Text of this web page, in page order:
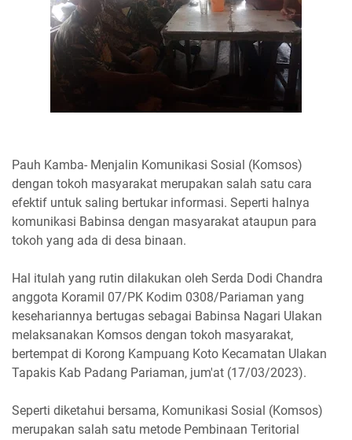
Pauh Kamba- Menjalin Komunikasi Sosial (Komsos)
dengan tokoh masyarakat merupakan salah satu cara
efektif untuk saling bertukar informasi. Seperti halnya
komunikasi Babinsa dengan masyarakat ataupun para
tokoh yang ada di desa binaan.
Hal itulah yang rutin dilakukan oleh Serda Dodi Chandra
anggota Koramil 07/PK Kodim 0308/Pariaman yang
kesehariannya bertugas sebagai Babinsa Nagari Ulakan
melaksanakan Komsos dengan tokoh masyarakat,
bertempat di Korong Kampuang Koto Kecamatan Ulakan
Tapakis Kab Padang Pariaman, jum'at (17/03/2023).
Seperti diketahui bersama, Komunikasi Sosial (Komsos)
merupakan salah satu metode Pembinaan Teritorial